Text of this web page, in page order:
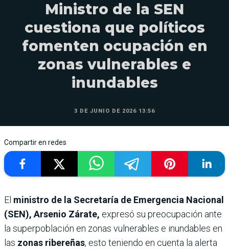
Ministro de la SEN
cuestiona que políticos
fomenten ocupación en
zonas vulnerables e
inundables
3 DE JUNIO DE 2026 13:56
Compartir en redes
El ministro de la Secretaría de Emergencia Nacional
(SEN), Arsenio Zárate, expresó su preocupación ante
la superpoblación en zonas vulnerables e inundables en
las zonas ribereñas, esto teniendo en cuenta la alerta